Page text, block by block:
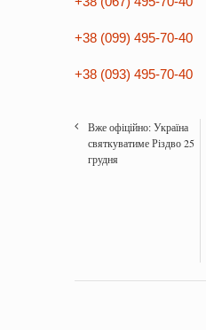
+38 (099) 495-70-40
+38 (093) 495-70-40
Вже офіційно: Україна
святкуватиме Різдво 25
грудня